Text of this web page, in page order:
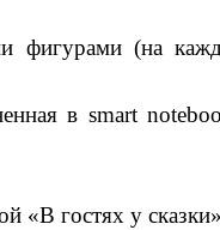
фигурами (на
в smart
«В гостях у